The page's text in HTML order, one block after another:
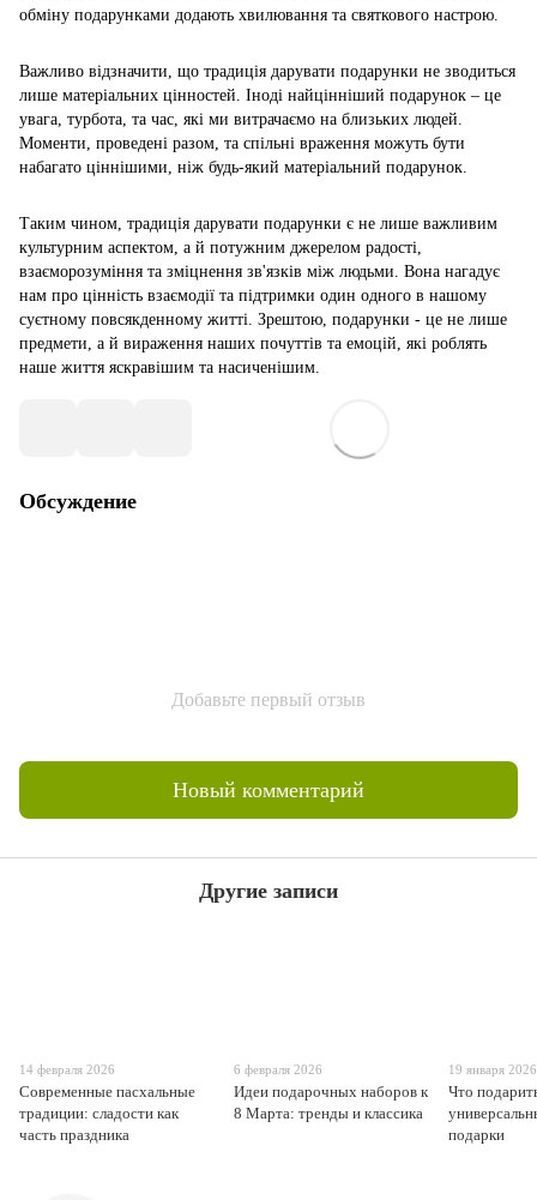
обміну подарунками додають хвилювання та святкового настрою.
Важливо відзначити, що традиція дарувати подарунки не зводиться
лише матеріальних цінностей. Іноді найцінніший подарунок – це
увага, турбота, та час, які ми витрачаємо на близьких людей.
Моменти, проведені разом, та спільні враження можуть бути
набагато ціннішими, ніж будь-який матеріальний подарунок.
Таким чином, традиція дарувати подарунки є не лише важливим
культурним аспектом, а й потужним джерелом радості,
взаєморозуміння та зміцнення зв'язків між людьми. Вона нагадує
нам про цінність взаємодії та підтримки один одного в нашому
суєтному повсякденному житті. Зрештою, подарунки - це не лише
предмети, а й вираження наших почуттів та емоцій, які роблять
наше життя яскравішим та насиченішим.
Обсуждение
Добавьте первый отзыв
Новый комментарий
Другие записи
14 февраля 2026
Современные пасхальные
традиции: сладости как
часть праздника
6 февраля 2026
Идеи подарочных наборов к
8 Марта: тренды и классика
19 января 2026
Что
подарки